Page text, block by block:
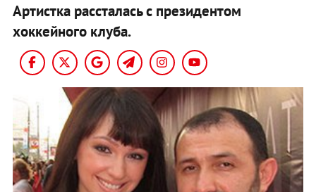
Артистка рассталась с президентом
хоккейного клуба.